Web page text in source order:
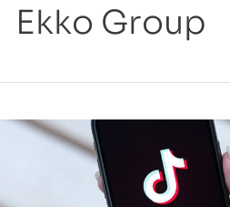
Ekko Group